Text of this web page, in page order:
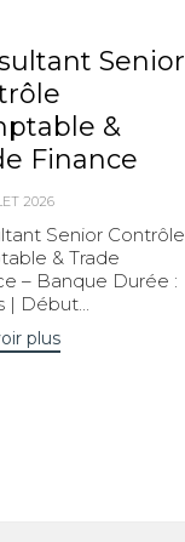
Senior
&
Finance
2026
Senior Contrôle
& Trade
– Banque Durée :
| Début...
plus